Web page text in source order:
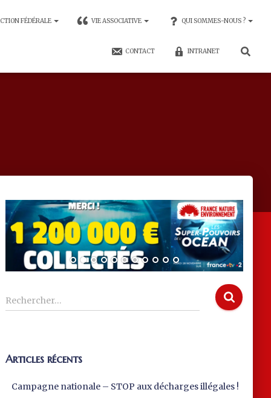
FÉDÉRALE VIE ASSOCIATIVE QUI SOMMES-NOUS ?
CONTACT INTRANET
R
e
r
Rechercher…
Articles récents
Campagne nationale – STOP aux décharges illégales !